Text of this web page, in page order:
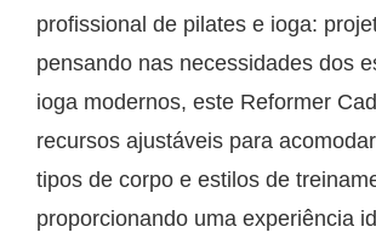
profissional de pilates e ioga:
pensando nas necessidades dos
ioga modernos, este Reformer
recursos ajustáveis para
tipos de corpo e estilos de
proporcionando uma experiência